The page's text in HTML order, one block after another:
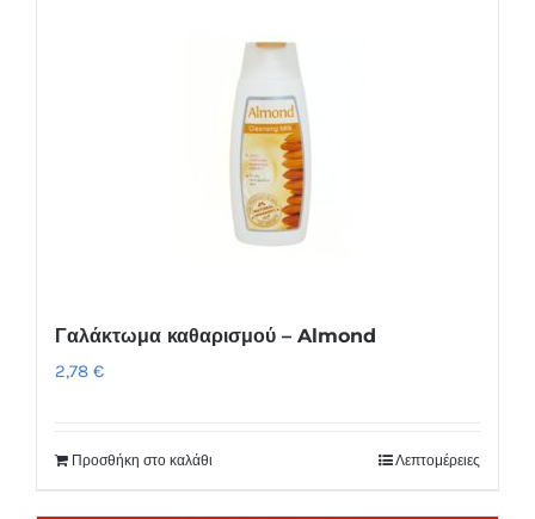
Γαλάκτωμα καθαρισμού – Almond
2,78 €
Προσθήκη στο καλάθι Λεπτομέρειες